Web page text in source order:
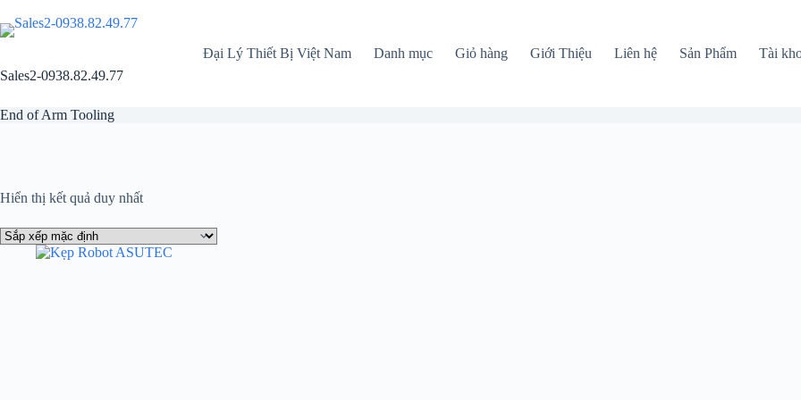
đến
phần
dung
Sales2-0938.82.49.77
Đại Lý Thiết Bị Việt Nam Danh mục Giỏ hàng Giới Thiệu Liên hệ Sản Phẩm Tài
End of Arm Tooling
Hiển thị kết quả duy nhất